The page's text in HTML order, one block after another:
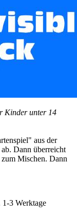
Kinder unter 14
aus der
Dann überreicht
zum Mischen. Dann
3 Werktage